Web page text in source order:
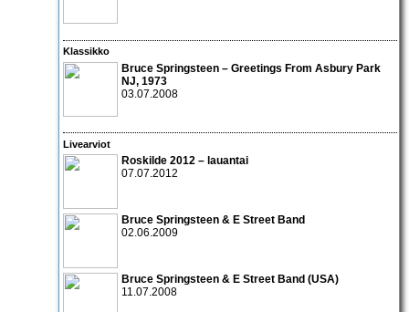
Klassikko
Bruce Springsteen – Greetings From Asbury Park
NJ, 1973
03.07.2008
Livearviot
Roskilde 2012 – lauantai
07.07.2012
Bruce Springsteen & E Street Band
02.06.2009
Bruce Springsteen & E Street Band (USA)
11.07.2008